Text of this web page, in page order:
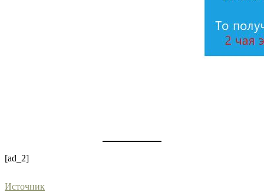
[ad_2]
Источник